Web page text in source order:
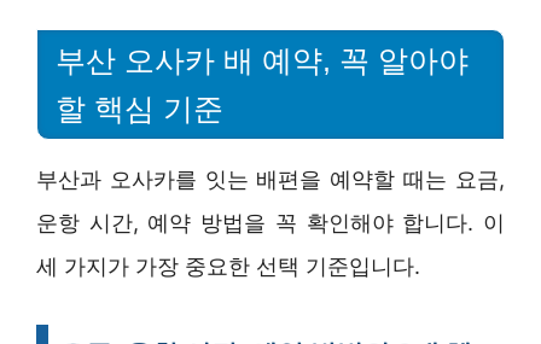
부산 오사카 배 예약, 꼭 알아야
할 핵심 기준
부산과 오사카를 잇는 배편을 예약할 때는 요금,
운항 시간, 예약 방법을 꼭 확인해야 합니다. 이
세 가지가 가장 중요한 선택 기준입니다.